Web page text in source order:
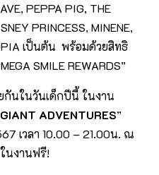
PEPPA PIG, THE
PRINCESS, MINENE,
เป็นต้น พร้อมด้วยสิทธิ
SMILE REWARDS”
กันในวันเด็กปีนี้ ในงาน
ADVENTURES”
เวลา 10.00 – 21.00น. ณ
นงานฟรี!